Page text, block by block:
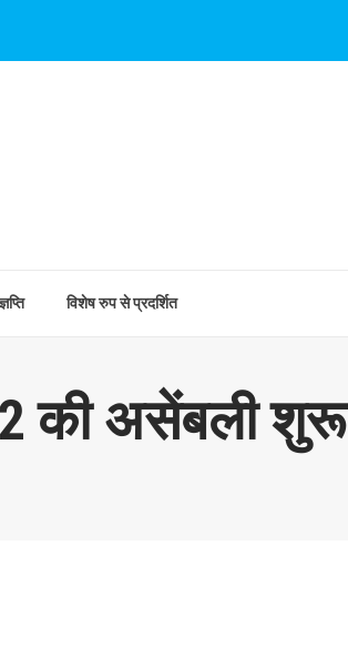
विशेष रुप से प्रदर्शित
की असेंबली शुरू